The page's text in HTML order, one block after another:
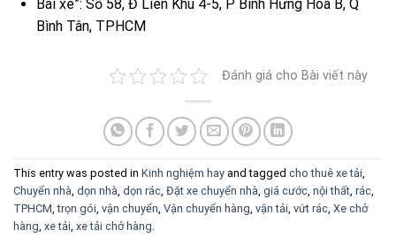
Bãi xe”: Số 58, Đ Liên Khu 4-5, P Bình Hưng Hòa B, Q
Bình Tân, TPHCM
Đánh giá cho Bài viết này
This entry was posted in Kinh nghiệm hay and tagged cho thuê xe tải
Chuyển nhà dọn nhà dọn rác Đặt xe chuyển nhà giá cước nội thất rác
TPHCM ,trọn gói vận chuyển Vận chuyển hàng vận tải vứt rác Xe chở
hàng xe tải xe tải chở hàng